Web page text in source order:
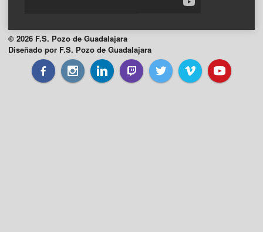
© 2026 F.S. Pozo de Guadalajara
Diseñado por F.S. Pozo de Guadalajara